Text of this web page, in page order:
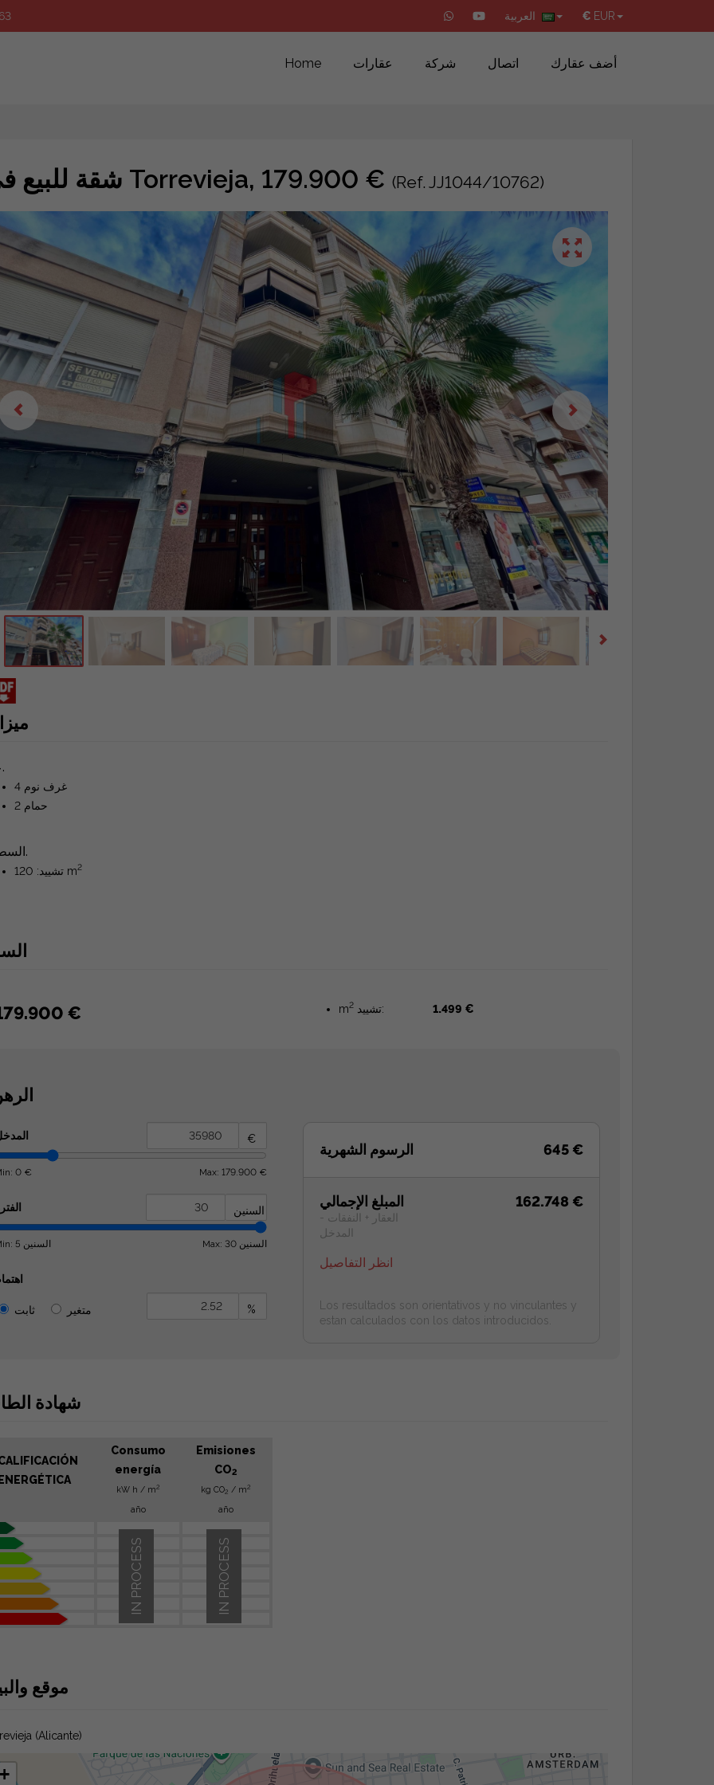
€ EUR
Home عقارات شركة اتصال أضف عقارك
شقة للبيع في Torrevieja, 179.900 € (Ref. JJ1044/10762)
عام.
غرف نوم 4
حمام 2
السطوح.
تشييد: 120 m2
€ m2 تشييد: 1.499 €
€
0 € Max: 179.900 €
السنين
Min: 5 السنين Max: 30 السنين
ثابت متغير %
الرسوم الشهرية 645 €
المبلغ الإجمالي
العقار + النفقات -
المدخل
انظر التفاصيل
162.748 €
Los resultados son orientativos y no vinculantes y
estan calculados con los datos introducidos.
شهادة
ENERGÉTICA
Consumo
energía
kW h / m2
año
Emisiones
CO2
kg CO2 / m2
año
IN PROCESS
IN PROCESS
موقع
(Alicante)
+